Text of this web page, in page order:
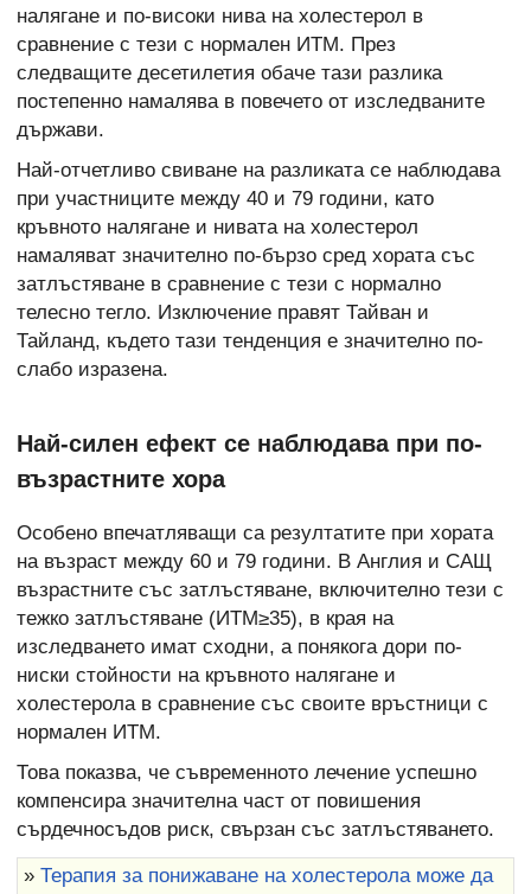
налягане и по-високи нива на холестерол в
сравнение с тези с нормален ИТМ. През
следващите десетилетия обаче тази разлика
постепенно намалява в повечето от изследваните
държави.
Най-отчетливо свиване на разликата се наблюдава
при участниците между 40 и 79 години, като
кръвното налягане и нивата на холестерол
намаляват значително по-бързо сред хората със
затлъстяване в сравнение с тези с нормално
телесно тегло. Изключение правят Тайван и
Тайланд, където тази тенденция е значително по-
слабо изразена.
Най-силен ефект се наблюдава при по-
възрастните хора
Особено впечатляващи са резултатите при хората
на възраст между 60 и 79 години. В Англия и САЩ
възрастните със затлъстяване, включително тези с
тежко затлъстяване (ИТМ≥35), в края на
изследването имат сходни, а понякога дори по-
ниски стойности на кръвното налягане и
холестерола в сравнение със своите връстници с
нормален ИТМ.
Това показва, че съвременното лечение успешно
компенсира значителна част от повишения
сърдечносъдов риск, свързан със затлъстяването.
» Терапия за понижаване на холестерола може да